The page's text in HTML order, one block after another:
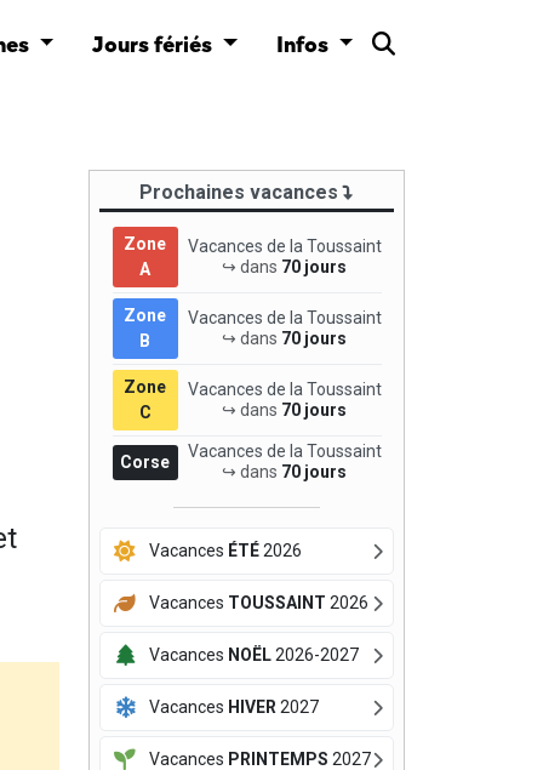
Jours fériés Infos
Prochaines vacances
Zone
A
Vacances de la Toussaint
↪ dans 70 jours
Zone
B
Vacances de la Toussaint
↪ dans 70 jours
Zone
C
Vacances de la Toussaint
↪ dans 70 jours
Corse
Vacances de la Toussaint
↪ dans 70 jours
Vacances ÉTÉ2026
Vacances TOUSSAINT 2026
Vacances NOËL2026-2027
Vacances HIVER 2027
Vacances PRINTEMPS 2027